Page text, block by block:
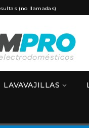
(no llamadas)
LAVAVAJILLAS